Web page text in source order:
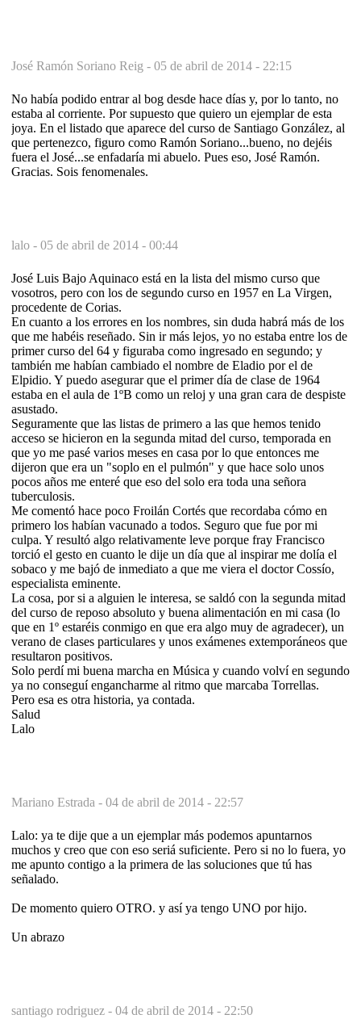
José Ramón Soriano Reig - 05 de abril de 2014 - 22:15
No había podido entrar al bog desde hace días y, por lo tanto, no
estaba al corriente. Por supuesto que quiero un ejemplar de esta
joya. En el listado que aparece del curso de Santiago González, al
que pertenezco, figuro como Ramón Soriano...bueno, no dejéis
fuera el José...se enfadaría mi abuelo. Pues eso, José Ramón.
Gracias. Sois fenomenales.
lalo - 05 de abril de 2014 - 00:44
José Luis Bajo Aquinaco está en la lista del mismo curso que
vosotros, pero con los de segundo curso en 1957 en La Virgen,
procedente de Corias.
En cuanto a los errores en los nombres, sin duda habrá más de los
que me habéis reseñado. Sin ir más lejos, yo no estaba entre los de
primer curso del 64 y figuraba como ingresado en segundo; y
también me habían cambiado el nombre de Eladio por el de
Elpidio. Y puedo asegurar que el primer día de clase de 1964
estaba en el aula de 1ºB como un reloj y una gran cara de despiste
asustado.
Seguramente que las listas de primero a las que hemos tenido
acceso se hicieron en la segunda mitad del curso, temporada en
que yo me pasé varios meses en casa por lo que entonces me
dijeron que era un "soplo en el pulmón" y que hace solo unos
pocos años me enteré que eso del solo era toda una señora
tuberculosis.
Me comentó hace poco Froilán Cortés que recordaba cómo en
primero los habían vacunado a todos. Seguro que fue por mi
culpa. Y resultó algo relativamente leve porque fray Francisco
torció el gesto en cuanto le dije un día que al inspirar me dolía el
sobaco y me bajó de inmediato a que me viera el doctor Cossío,
especialista eminente.
La cosa, por si a alguien le interesa, se saldó con la segunda mitad
del curso de reposo absoluto y buena alimentación en mi casa (lo
que en 1º estaréis conmigo en que era algo muy de agradecer), un
verano de clases particulares y unos exámenes extemporáneos que
resultaron positivos.
Solo perdí mi buena marcha en Música y cuando volví en segundo
ya no conseguí engancharme al ritmo que marcaba Torrellas.
Pero esa es otra historia, ya contada.
Salud
Lalo
Mariano Estrada - 04 de abril de 2014 - 22:57
Lalo: ya te dije que a un ejemplar más podemos apuntarnos
muchos y creo que con eso seriá suficiente. Pero si no lo fuera, yo
me apunto contigo a la primera de las soluciones que tú has
señalado.
De momento quiero OTRO. y así ya tengo UNO por hijo.
Un abrazo
santiago rodriguez - 04 de abril de 2014 - 22:50